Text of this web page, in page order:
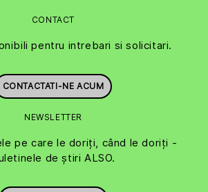
CONTACT
pentru intrebari si solicitari.
CONTACTATI-NE ACUM
NEWSLETTER
pe care le doriți, când le doriți -
de știri ALSO.